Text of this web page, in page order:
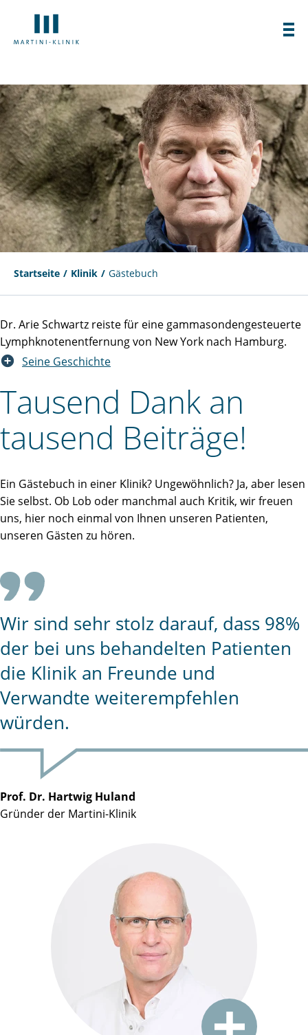
Startseite Klinik Gästebuch
Dr. Arie Schwartz reiste für eine gammasondengesteuerte
Lymphknotenentfernung von New York nach Hamburg.
Seine Geschichte
Tausend Dank an
tausend Beiträge!
Ein Gästebuch in einer Klinik? Ungewöhnlich? Ja, aber lesen
Sie selbst. Ob Lob oder manchmal auch Kritik, wir freuen
uns, hier noch einmal von Ihnen unseren Patienten,
unseren Gästen zu hören.
Wir sind sehr stolz darauf, dass 98%
der bei uns behandelten Patienten
die Klinik an Freunde und
Verwandte weiterempfehlen
würden.
Prof. Dr. Hartwig Huland
Gründer der Martini-Klinik